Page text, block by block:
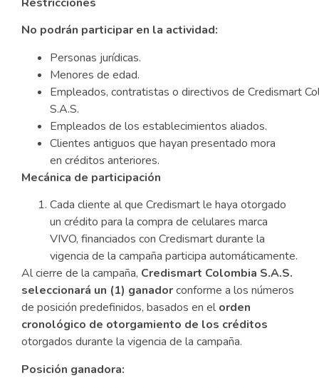
No podrán participar en la actividad:
Personas jurídicas.
Menores de edad.
Empleados, contratistas o directivos de Credismart
S.A.S.
Empleados de los establecimientos aliados.
Clientes antiguos que hayan presentado mora
en créditos anteriores.
Mecánica de participación
Cada cliente al que Credismart le haya otorgado
un crédito para la compra de celulares marca
VIVO, financiados con Credismart durante la
vigencia de la campaña participa automáticamente.
Al cierre de la campaña, Credismart Colombia S.A.S.
seleccionará un (1) ganadorconforme a los números
de posición predefinidos, basados en el orden
cronológico de otorgamiento de los créditos
otorgados durante la vigencia de la campaña.
Posición ganadora: